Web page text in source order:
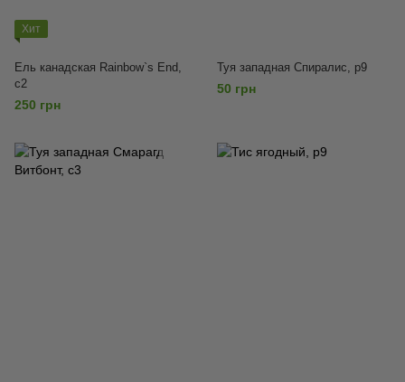
Хит
Ель канадская Rainbow`s End,
с2
250 грн
Туя западная Спиралис, р9
50 грн